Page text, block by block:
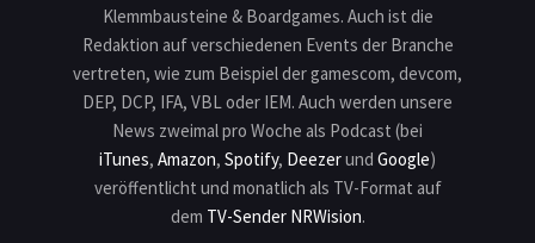
Klemmbausteine & Boardgames. Auch ist die
Redaktion auf verschiedenen Events der Branche
vertreten, wie zum Beispiel der gamescom, devcom,
DEP, DCP, IFA, VBL oder IEM. Auch werden unsere
News zweimal pro Woche als Podcast (bei
iTunes, Amazon, Spotify, Deezerund Google)
veröffentlicht und monatlich als TV-Format auf
dem TV-Sender NRWision.